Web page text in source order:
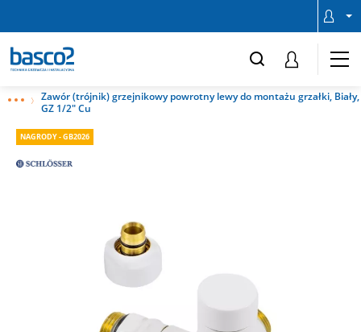
Zawór (trójnik) grzejnikowy powrotny lewy do montażu grzałki, Biały,
GZ 1/2" Cu
NAGRODY - GB2026